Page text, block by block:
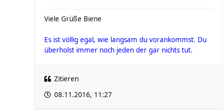
Viele Grüße Biene
Es ist völlig egal, wie langsam du vorankommst. Du
überholst immer noch jeden der gar nichts tut.
Zitieren
08.11.2016, 11:27